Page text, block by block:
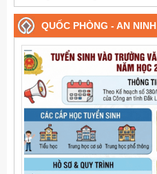
QUỐC PHÒNG - AN NINH